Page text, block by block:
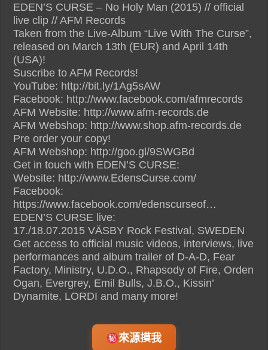
EDEN’S CURSE – No Holy Man (2015) // official
live clip // AFM Records
Taken from the Live-Album “Live With The Curse”,
released on March 13th (EUR) and April 14th
(USA)!
Suscribe to AFM Records!
YouTube: http://bit.ly/1Ag5sAW
Facebook: http://www.facebook.com/afmrecords
AFM Website: http://www.afm-records.de
AFM Webshop: http://www.shop.afm-records.de
Pre order your copy!
AFM Webshop: http://goo.gl/9SWGBd
Get in touch with EDEN’S CURSE:
Website: http://www.EdensCurse.com/
Facebook:
https://www.facebook.com/edenscurseof…
EDEN’S CURSE live:
17./18.07.2015 VÄSBY Rock Festival, SWEDEN
Get access to official music videos, interviews, live
performances and album trailer of D-A-D, Fear
Factory, Ministry, U.D.O., Rhapsody of Fire, Orden
Ogan, Evergrey, Emil Bulls, J.B.O., Kissin’
Dynamite, LORDI and many more!
來源摸我